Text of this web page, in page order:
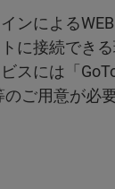
ンによる
に接続でき
スには「
ご用意が必